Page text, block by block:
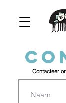
Contacteer